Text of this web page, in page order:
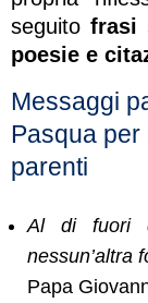
seguito frasi
poesie e
Messaggi
Pasqua per
parenti
Al di fuori
nessun’altra
Papa